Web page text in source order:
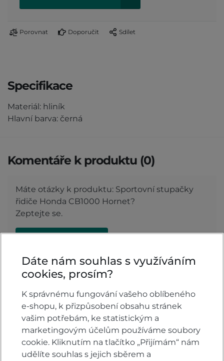
Porovnat Doporučit Sdílet
Specifikace
Materiál: hliník
Hlavní barva: černá
Komentáře k produktu (0)
Máte otázky k produktu: Sportovní stupačky
řidiče Honda CB1000 Hornet?
Zeptejte se.
Hodnocení produktu
Přidejte vlastní hodnocení produktu a pomožte
tak dalším nakupujícím.
Hodnoťte.
Dáte nám souhlas s využíváním
cookies, prosím?
K správnému fungování vašeho oblíbeného
e-shopu, k přizpůsobení obsahu stránek
vašim potřebám, ke statistickým a
marketingovým účelům používáme soubory
cookie. Kliknutím na tlačítko „Přijímám“ nám
udělíte souhlas s jejich sběrem a